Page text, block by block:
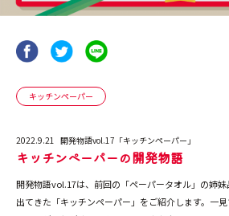
キッチンペーパー
2022.9.21 開発物語vol.17「キッチンペーパー」
キッチンペーパーの開発物語
開発物語vol.17は、前回の「ペーパータオル」の姉
出てきた「キッチンペーパー」をご紹介します。一